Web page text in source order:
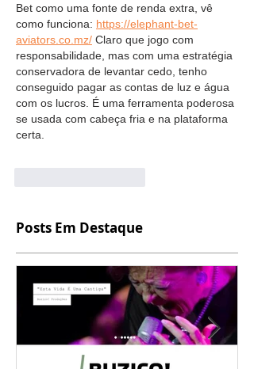
Bet como uma fonte de renda extra, vê
como funciona: https://elephant-bet-
aviators.co.mz/ Claro que jogo com
responsabilidade, mas com uma estratégia
conservadora de levantar cedo, tenho
conseguido pagar as contas de luz e água
com os lucros. É uma ferramenta poderosa
se usada com cabeça fria e na plataforma
certa.
Posts Em Destaque